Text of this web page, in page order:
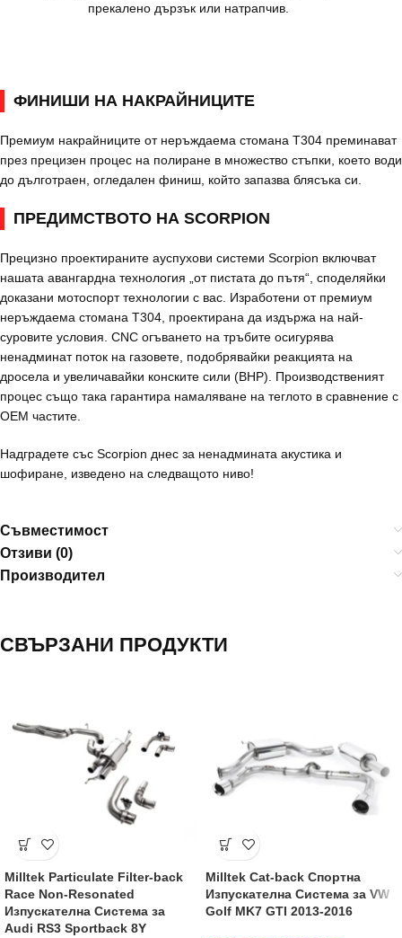
прекалено дързък или натрапчив.
ФИНИШИ НА НАКРАЙНИЦИТЕ
Премиум накрайниците от неръждаема стомана T304 преминават
през прецизен процес на полиране в множество стъпки, което води
до дълготраен, огледален финиш, който запазва блясъка си.
ПРЕДИМСТВОТО НА SCORPION
Прецизно проектираните ауспухови системи Scorpion включват
нашата авангардна технология „от пистата до пътя“, споделяйки
доказани мотоспорт технологии с вас. Изработени от премиум
неръждаема стомана T304, проектирана да издържа на най-
суровите условия. CNC огъването на тръбите осигурява
ненадминат поток на газовете, подобрявайки реакцията на
дросела и увеличавайки конските сили (BHP). Производственият
процес също така гарантира намаляване на теглото в сравнение с
OEM частите.
Надградете със Scorpion днес за ненадмината акустика и
шофиране, изведено на следващото ниво!
Съвместимост
Отзиви (0)
Производител
СВЪРЗАНИ ПРОДУКТИ
Milltek Particulate Filter-back
Race Non-Resonated
Изпускателна Система за
Audi RS3 Sportback 8Y
Milltek Cat-back Спортна
Изпускателна Система за VW
Golf MK7 GTI 2013-2016